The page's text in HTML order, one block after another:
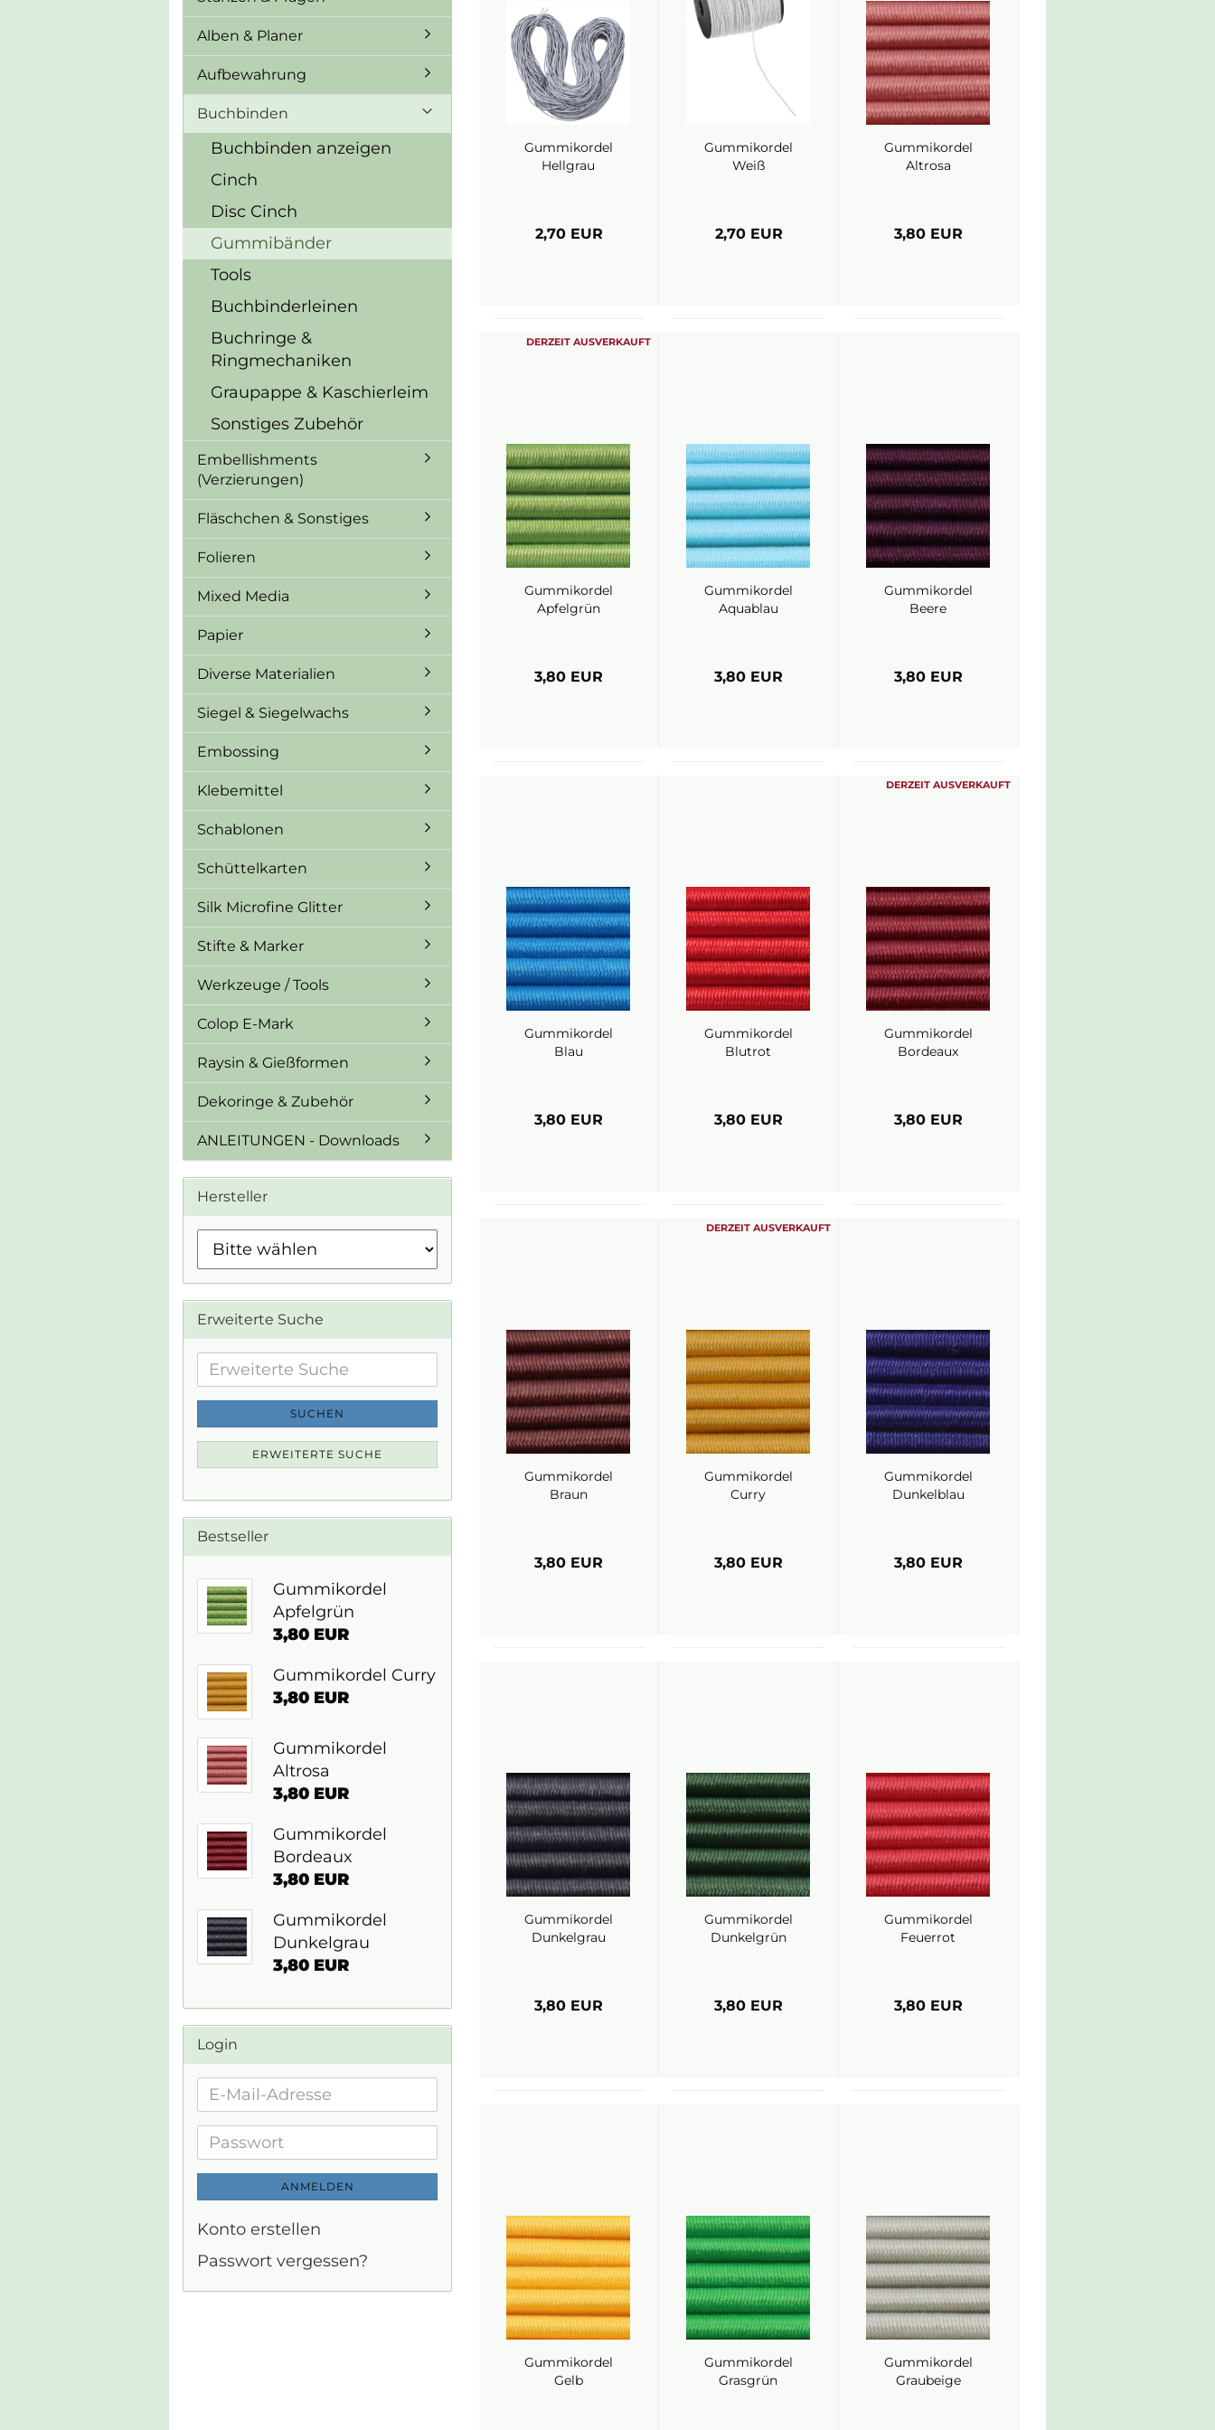
Gummikordel
Hellgrau
2,70 EUR
Gummikordel
Weiß
2,70 EUR
Gummikordel
Altrosa
3,80 EUR
DERZEIT AUSVERKAUFT
Gummikordel
Apfelgrün
3,80 EUR
Gummikordel
Aquablau
3,80 EUR
Gummikordel
Beere
3,80 EUR
Gummikordel
Blau
3,80 EUR
Gummikordel
Blutrot
3,80 EUR
DERZEIT AUSVERKAUFT
Gummikordel
Bordeaux
3,80 EUR
Gummikordel
Braun
3,80 EUR
DERZEIT AUSVERKAUFT
Gummikordel
Curry
3,80 EUR
Gummikordel
Dunkelblau
3,80 EUR
Gummikordel
Dunkelgrau
3,80 EUR
Gummikordel
Dunkelgrün
3,80 EUR
Gummikordel
Feuerrot
3,80 EUR
Gummikordel
Gelb
Gummikordel
Grasgrün
Gummikordel
Graubeige
Alben & Planer
Aufbewahrung
Buchbinden
Buchbinden anzeigen
Cinch
Disc Cinch
Gummibänder
Tools
Buchbinderleinen
Buchringe &
Ringmechaniken
Graupappe & Kaschierleim
Sonstiges Zubehör
Embellishments
(Verzierungen)
Fläschchen & Sonstiges
Folieren
Mixed Media
Papier
Diverse Materialien
Siegel & Siegelwachs
Embossing
Klebemittel
Schablonen
Schüttelkarten
Silk Microfine Glitter
Stifte & Marker
Werkzeuge / Tools
Colop E-Mark
Raysin & Gießformen
Dekoringe & Zubehör
ANLEITUNGEN - Downloads
Hersteller
Erweiterte Suche
Erweiterte
Suche
SUCHEN
ERWEITERTE SUCHE
Bestseller
Gummikordel
Apfelgrün
3,80 EUR
Gummikordel Curry
3,80 EUR
Gummikordel
Altrosa
3,80 EUR
Gummikordel
Bordeaux
3,80 EUR
Gummikordel
Dunkelgrau
3,80 EUR
Login
E-
Adresse
Passwort
ANMELDEN
Konto erstellen
Passwort vergessen?